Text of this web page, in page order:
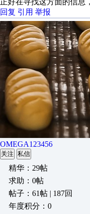
正好在寻找这方面的信息
回复 引用 举报
OMEGA123456
关注 私信
精华：29帖
求助：0帖
帖子：61帖 | 187回
年度积分：0